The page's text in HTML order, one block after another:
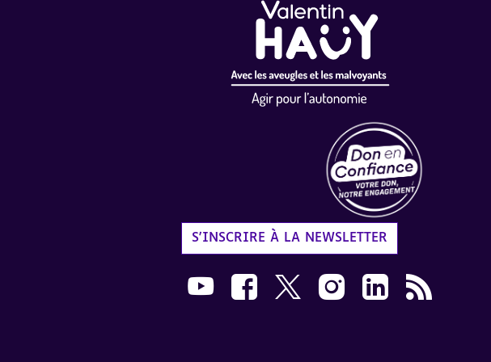
S'INSCRIRE À LA NEWSLETTER
Nous suivre sur Youtube AVH dans une nouvelle
Nous suivre sur Facebook AVH dans une
Nous suivre sur X AVH dans une
Nous suivre sur Instagram
Nous suivre sur
Flux RSS